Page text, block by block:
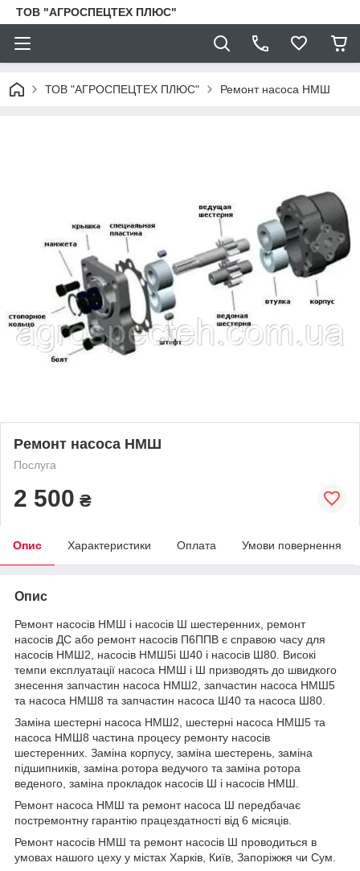
ТОВ "АГРОСПЕЦТЕХ ПЛЮС"
ТОВ "АГРОСПЕЦТЕХ ПЛЮС" Ремонт насоса НМШ
Ремонт насоса НМШ
Послуга
2 500 ₴
Опис Характеристики Оплата Умови повернення
Опис
Ремонт насосів НМШ і насосів Ш шестеренних, ремонт
насосів ДС або ремонт насосів П6ППВ є справою часу для
насосів НМШ2, насосів НМШ5і Ш40 і насосів Ш80. Високі
темпи експлуатації насоса НМШ і Ш призводять до швидкого
знесення запчастин насоса НМШ2, запчастин насоса НМШ5
та насоса НМШ8 та запчастин насоса Ш40 та насоса Ш80.
Заміна шестерні насоса НМШ2, шестерні насоса НМШ5 та
насоса НМШ8 частина процесу ремонту насосів
шестеренних. Заміна корпусу, заміна шестерень, заміна
підшипників, заміна ротора ведучого та заміна ротора
веденого, заміна прокладок насосів Ш і насосів НМШ.
Ремонт насоса НМШ та ремонт насоса Ш передбачає
постремонтну гарантію працездатності від 6 місяців.
Ремонт насосів НМШ та ремонт насосів Ш проводиться в
умовах нашого цеху у містах Харків, Київ, Запоріжжя чи Сум.